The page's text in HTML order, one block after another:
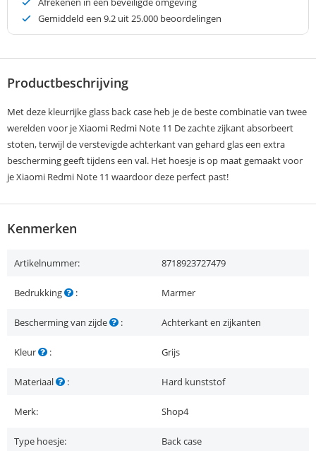
Gemiddeld een 9.2 uit 25.000 beoordelingen
Productbeschrijving
Met deze kleurrijke glass back case heb je de beste combinatie van twee
werelden voor je Xiaomi Redmi Note 11 De zachte zijkant absorbeert
stoten, terwijl de verstevigde achterkant van gehard glas een extra
bescherming geeft tijdens een val. Het hoesje is op maat gemaakt voor
je Xiaomi Redmi Note 11 waardoor deze perfect past!
Kenmerken
Artikelnummer: 8718923727479
Bedrukking : Marmer
Bescherming van zijde : Achterkant en zijkanten
Kleur : Grijs
Materiaal : Hard kunststof
Merk: Shop4
Type hoesje: Back case